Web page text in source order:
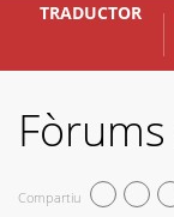
TRADUCTOR
Compartiu